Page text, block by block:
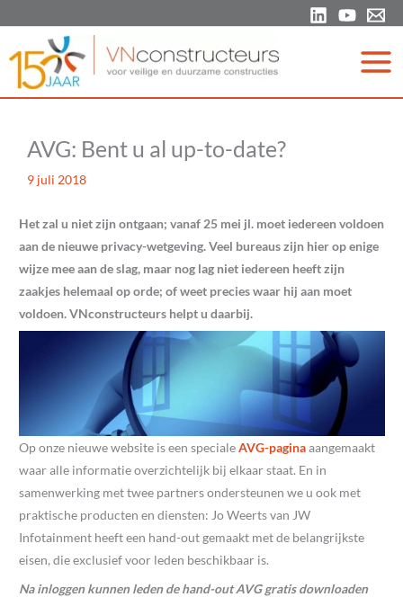
de
inhoud
AVG: Bent u al up-to-date?
9 juli 2018
Het zal u niet zijn ontgaan; vanaf 25 mei jl. moet iedereen voldoen
aan de nieuwe privacy-wetgeving. Veel bureaus zijn hier op enige
wijze mee aan de slag, maar nog lag niet iedereen heeft zijn
zaakjes helemaal op orde; of weet precies waar hij aan moet
voldoen. VNconstructeurs helpt u daarbij.
Op onze nieuwe website is een specialeAVG-paginaaangemaakt
waar alle informatie overzichtelijk bij elkaar staat. En in
samenwerking met twee partners ondersteunen we u ook met
praktische producten en diensten: Jo Weerts van JW
Infotainment heeft een hand-out gemaakt met de belangrijkste
eisen, die exclusief voor leden beschikbaar is.
Na inloggen kunnen leden de hand-out AVG gratis downloaden